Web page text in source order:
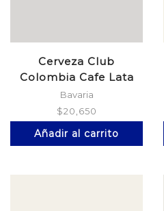
Cerveza Club
Colombia Cafe Lata
*269 *6
Bavaria
$20,650
Añadir al carrito